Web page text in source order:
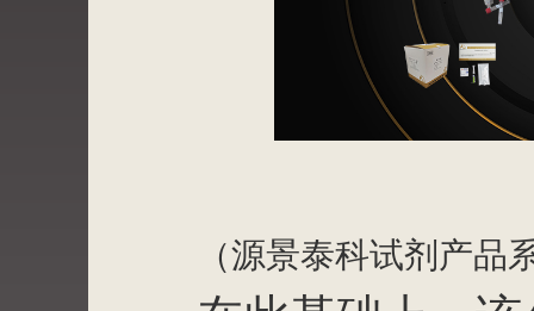
（源景泰科试剂产品